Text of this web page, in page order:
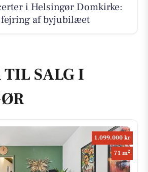
i Helsingør Domkirke:
af byjubilæet
TIL SALG I
1.099.000 kr
71 m2